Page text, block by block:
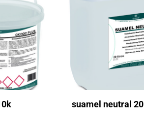
suamel neutral 20l